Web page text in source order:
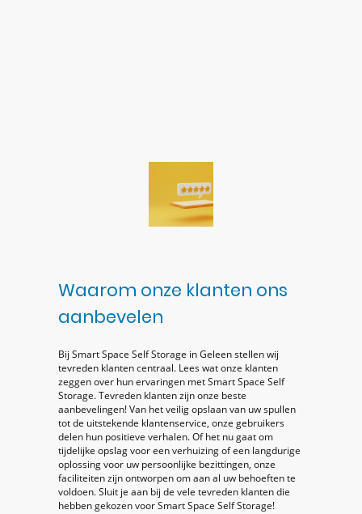
Waarom onze klanten ons
aanbevelen
Bij Smart Space Self Storage in Geleen stellen wij
tevreden klanten centraal. Lees wat onze klanten
zeggen over hun ervaringen met Smart Space Self
Storage. Tevreden klanten zijn onze beste
aanbevelingen! Van het veilig opslaan van uw spullen
tot de uitstekende klantenservice, onze gebruikers
delen hun positieve verhalen. Of het nu gaat om
tijdelijke opslag voor een verhuizing of een langdurige
oplossing voor uw persoonlijke bezittingen, onze
faciliteiten zijn ontworpen om aan al uw behoeften te
voldoen. Sluit je aan bij de vele tevreden klanten die
hebben gekozen voor Smart Space Self Storage!